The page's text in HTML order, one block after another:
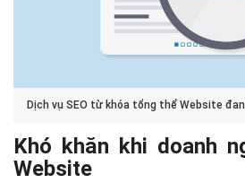
Dịch vụ SEO từ khóa tổng thể Website
Khó khăn khi doanh
Website